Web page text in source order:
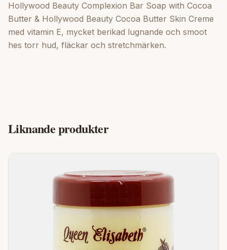
Hollywood Beauty Complexion Bar Soap with Cocoa
Butter & Hollywood Beauty Cocoa Butter Skin Creme
med vitamin E, mycket berikad lugnande och smoot
hes torr hud, fläckar och stretchmärken.
Liknande produkter